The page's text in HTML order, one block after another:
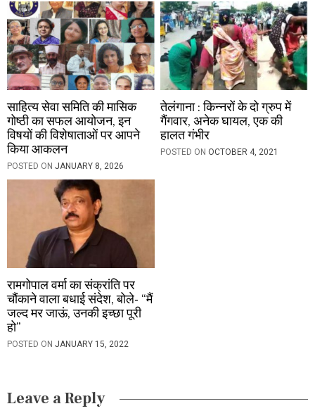
n
साहित्य सेवा समिति की मासिक
गोष्ठी का सफल आयोजन, इन
विषयों की विशेषाताओं पर आपने
किया आकलन
POSTED ON JANUARY 8, 2026
तेलंगाना : किन्नरों के दो ग्रुप में
गैंगवार, अनेक घायल, एक की
हालत गंभीर
POSTED ON OCTOBER 4, 2021
रामगोपाल वर्मा का संक्रांति पर
चौंकाने वाला बधाई संदेश, बोले- “मैं
जल्द मर जाऊं, उनकी इच्छा पूरी
हो”
POSTED ON JANUARY 15, 2022
Leave a Reply